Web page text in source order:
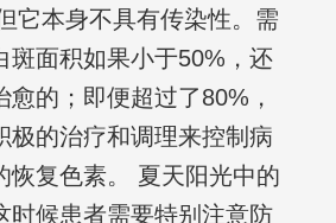
它本身不具有传染性。需
斑面积如果小于50%，还
愈的；即便超过了80%，
极的治疗和调理来控制病
恢复色素。 夏天阳光中的
时候患者需要特别注意防